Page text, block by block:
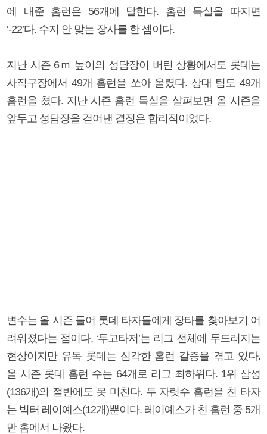
에 내준 홈런은 56개에 달한다. 홈런 득실을 따지면
‘-22’다. 수지 안 맞는 장사를 한 셈이다.
지난 시즌 6ｍ 높이의 성담장이 버틴 상황에서도 롯데는
사직구장에서 49개 홈런을 쏘아 올렸다. 상대 팀도 49개
홈런을 쳤다. 지난 시즌 홈런 득실을 살펴보면 올 시즌을
앞두고 성담장을 걷어낸 결정은 합리적이었다.
변수는 올 시즌 들어 롯데 타자들에게 장타를 찾아보기 어
려워졌다는 점이다. ‘투고타저’는 리그 전체에 두드러지는
현상이지만 유독 롯데는 심각한 홈런 갈증을 겪고 있다.
올 시즌 롯데 홈런 수는 64개로 리그 최하위다. 1위 삼성
(136개)의 절반에도 못 미친다. 두 자릿수 홈런을 친 타자
는 빅터 레이예스(12개)뿐이다. 레이예스가 친 홈런 중 5개
만 홈에서 나왔다.